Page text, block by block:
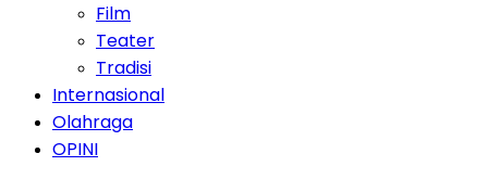
Film
Teater
Tradisi
Internasional
Olahraga
OPINI